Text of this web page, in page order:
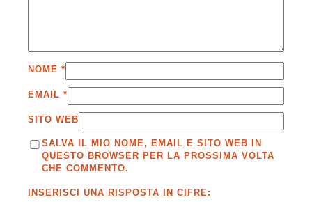
NOME *
EMAIL *
SITO WEB
SALVA IL MIO NOME, EMAIL E SITO WEB IN
QUESTO BROWSER PER LA PROSSIMA VOLTA
CHE COMMENTO.
INSERISCI UNA RISPOSTA IN CIFRE: